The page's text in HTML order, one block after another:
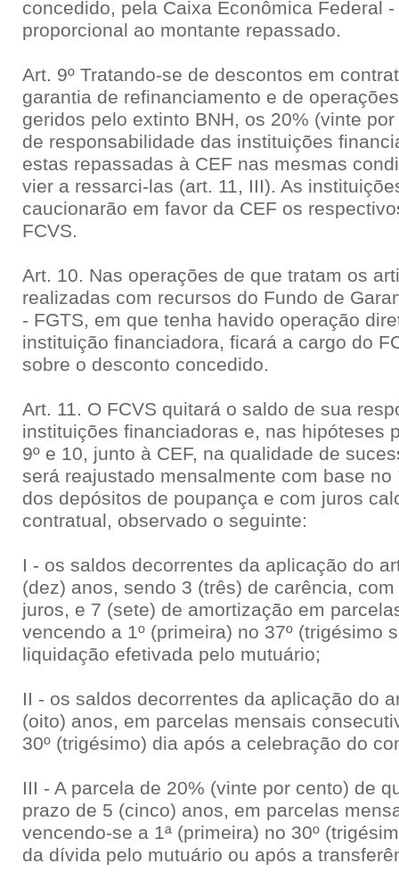
concedido, pela Caixa Econômica Federal
proporcional ao montante repassado.
Art. 9º Tratando-se de descontos em
garantia de refinanciamento e de
geridos pelo extinto BNH, os 20% (vinte
de responsabilidade das instituições
estas repassadas à CEF nas mesmas
vier a ressarci-las (art. 11, III). As
caucionarão em favor da CEF os
FCVS.
Art. 10. Nas operações de que tratam os
realizadas com recursos do Fundo de
- FGTS, em que tenha havido operação
instituição financiadora, ficará a cargo do
sobre o desconto concedido.
Art. 11. O FCVS quitará o saldo de sua
instituições financiadoras e, nas hipóteses
9º e 10, junto à CEF, na qualidade de
será reajustado mensalmente com base
dos depósitos de poupança e com juros
contratual, observado o seguinte:
I - os saldos decorrentes da aplicação do
(dez) anos, sendo 3 (três) de carência,
juros, e 7 (sete) de amortização em
vencendo a 1º (primeira) no 37º (trigésimo
liquidação efetivada pelo mutuário;
II - os saldos decorrentes da aplicação do
(oito) anos, em parcelas mensais
30º (trigésimo) dia após a celebração do
III - A parcela de 20% (vinte por cento) de
prazo de 5 (cinco) anos, em parcelas
vencendo-se a 1ª (primeira) no 30º
da dívida pelo mutuário ou após a